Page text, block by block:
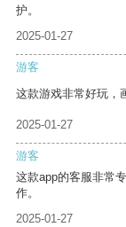
护。
2025-01-27
游客
这款游戏非常好玩，
2025-01-27
游客
这款app的客服非常
作。
2025-01-27